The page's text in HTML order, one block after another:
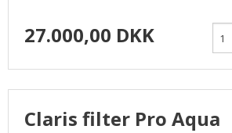
27.000,00 DKK
Claris filter Pro Aqua